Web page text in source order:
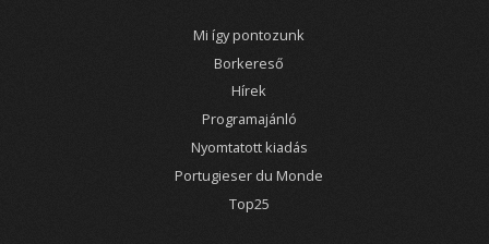
Mi így pontozunk
Borkereső
Hírek
Programajánló
Nyomtatott kiadás
Portugieser du Monde
Top25